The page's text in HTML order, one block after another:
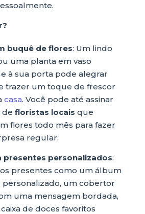
buquê de flores: Um lindo
uma planta em vaso
à sua porta pode alegrar
trazer um toque de frescor
casa. Você pode até assinar
de floristas locais que
flores todo mês para fazer
regular.
presentes personalizados:
presentes como um álbum
personalizado, um cobertor
uma mensagem bordada,
de doces favoritos